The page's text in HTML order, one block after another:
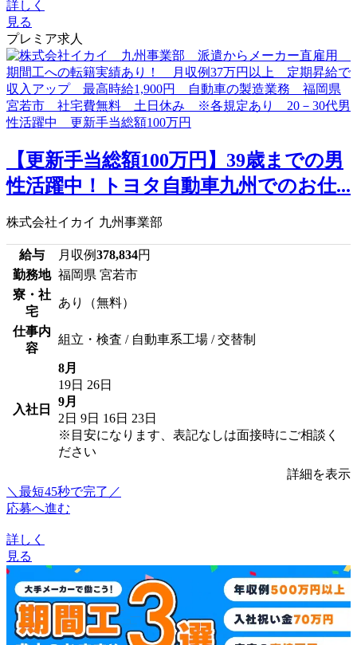
詳しく
見る
プレミア求人
【更新手当総額100万円】39歳までの男
性活躍中！トヨタ自動車九州でのお仕...
株式会社イカイ 九州事業部
給与 月収例378,834円
勤務地 福岡県 宮若市
寮・社
宅
あり（無料）
仕事内
容
組立・検査 / 自動車系工場 / 交替制
入社日
8月
19日 26日
9月
2日 9日 16日 23日
※目安になります、表記なしは面接時にご相談く
ださい
詳細を表示
＼最短45秒で完了／
応募へ進む
詳しく
見る